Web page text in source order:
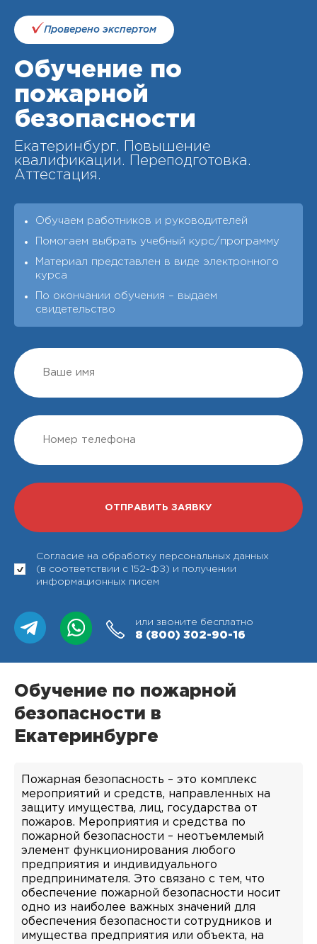
Проверено экспертом
Обучение по
пожарной
безопасности
Екатеринбург. Повышение
квалификации. Переподготовка.
Аттестация.
Обучаем работников и руководителей
Помогаем выбрать учебный курс/программу
Материал представлен в виде электронного
курса
По окончании обучения – выдаeм
свидетельство
Согласие на обработку персональных данных
(в соответствии с 152-ФЗ) и получении
информационных писем
или звоните бесплатно
8 (800) 302-90-16
Обучение по пожарной
безопасности в
Екатеринбурге
Пожарная безопасность – это комплекс
мероприятий и средств, направленных на
защиту имущества, лиц, государства от
пожаров. Мероприятия и средства по
пожарной безопасности – неотъемлемый
элемент функционирования любого
предприятия и индивидуального
предпринимателя. Это связано с тем, что
обеспечение пожарной безопасности носит
одно из наиболее важных значений для
обеспечения безопасности сотрудников и
имущества предприятия или объекта, на